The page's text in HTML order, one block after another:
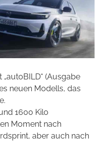
„autoBILD“ (Ausgabe
neuen Modells, das
1600 Kilo
Moment nach
aber auch nach